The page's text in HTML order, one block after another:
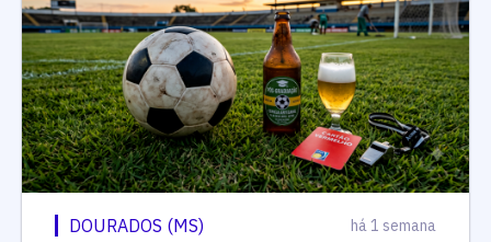
DOURADOS (MS) há 1 semana